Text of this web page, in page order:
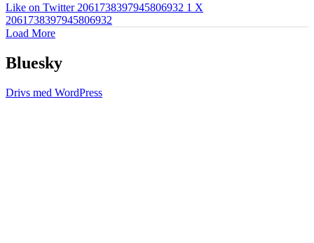
Like on Twitter 2061738397945806932 1 X
2061738397945806932
Load More
Bluesky
Drivs med WordPress